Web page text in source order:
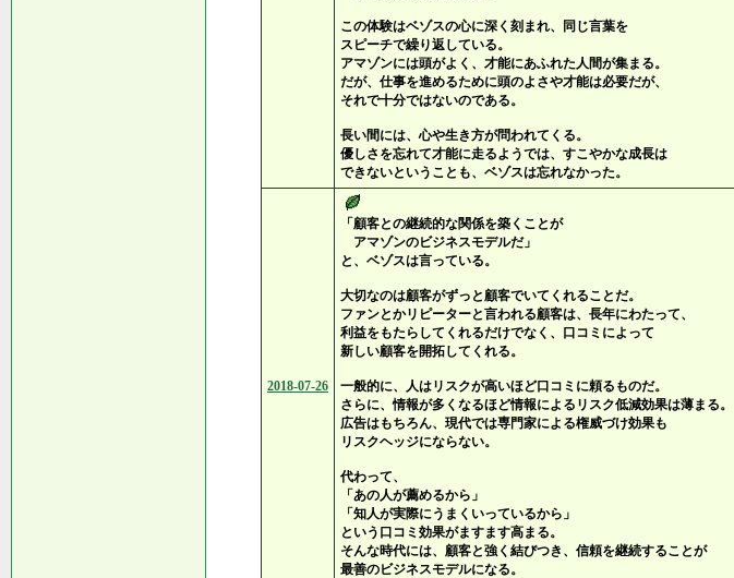
この体験はベゾスの心に深く刻まれ、同じ言葉を
スピーチで繰り返している。
アマゾンには頭がよく、才能にあふれた人間が集まる。
だが、仕事を進めるために頭のよさや才能は必要だが、
それで十分ではないのである。
長い間には、心や生き方が問われてくる。
優しさを忘れて才能に走るようでは、すこやかな成長は
できないということも、ベゾスは忘れなかった。
2018-07-26
「顧客との継続的な関係を築くことが
アマゾンのビジネスモデルだ」
と、ベゾスは言っている。
大切なのは顧客がずっと顧客でいてくれることだ。
ファンとかリピーターと言われる顧客は、長年にわたって、
利益をもたらしてくれるだけでなく、口コミによって
新しい顧客を開拓してくれる。
一般的に、人はリスクが高いほど口コミに頼るものだ。
さらに、情報が多くなるほど情報によるリスク低減効果は薄まる。
広告はもちろん、現代では専門家による権威づけ効果も
リスクヘッジにならない。
代わって、
「あの人が薦めるから」
「知人が実際にうまくいっているから」
という口コミ効果がますます高まる。
そんな時代には、顧客と強く結びつき、信頼を継続することが
最善のビジネスモデルになる。